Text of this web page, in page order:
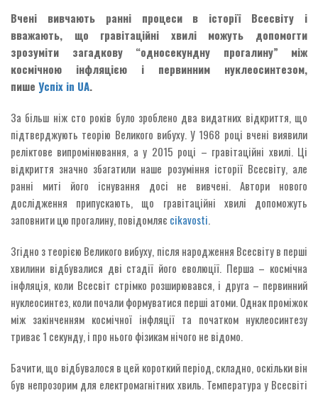
Вчені вивчають ранні процеси в історії Всесвіту і
вважають, що гравітаційні хвилі можуть допомогти
зрозуміти загадкову “односекундну прогалину” між
космічною інфляцією і первинним нуклеосинтезом,
пише Успіх in UA.
За більш ніж сто років було зроблено два видатних відкриття, що
підтверджують теорію Великого вибуху. У 1968 році вчені виявили
реліктове випромінювання, а у 2015 році – гравітаційні хвилі. Ці
відкриття значно збагатили наше розуміння історії Всесвіту, але
ранні миті його існування досі не вивчені. Автори нового
дослідження припускають, що гравітаційні хвилі допоможуть
заповнити цю прогалину, повідомляє cikavosti.
Згідно з теорією Великого вибуху, після народження Всесвіту в перші
хвилини відбувалися дві стадії його еволюції. Перша – космічна
інфляція, коли Всесвіт стрімко розширювався, і друга – первинний
нуклеосинтез, коли почали формуватися перші атоми. Однак проміжок
між закінченням космічної інфляції та початком нуклеосинтезу
триває 1 секунду, і про нього фізикам нічого не відомо.
Бачити, що відбувалося в цей короткий період, складно, оскільки він
був непрозорим для електромагнітних хвиль. Температура у Всесвіті